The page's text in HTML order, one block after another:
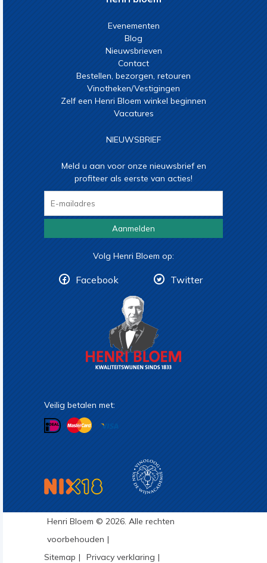
Evenementen
Blog
Nieuwsbrieven
Contact
Bestellen, bezorgen, retouren
Vinotheken/Vestigingen
Zelf een Henri Bloem winkel beginnen
Vacatures
NIEUWSBRIEF
Meld u aan voor onze nieuwsbrief en
profiteer als eerste van acties!
Aanmelden
Volg Henri Bloem op:
Facebook Twitter
Veilig betalen met:
Henri Bloem © 2026. Alle rechten
voorbehouden
Sitemap
Privacy verklaring